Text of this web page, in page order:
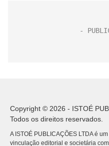
Copyright © 2026 - ISTOÉ
Todos os direitos reservados.
A ISTOÉ PUBLICAÇÕES LTDA é
vinculação editorial e societária